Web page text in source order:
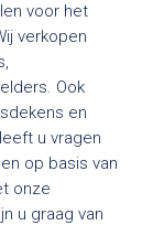
voor het
verkopen
Ook
en
u vragen
op basis van
onze
u graag van